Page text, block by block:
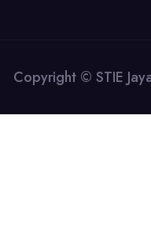
Copyright © STIE